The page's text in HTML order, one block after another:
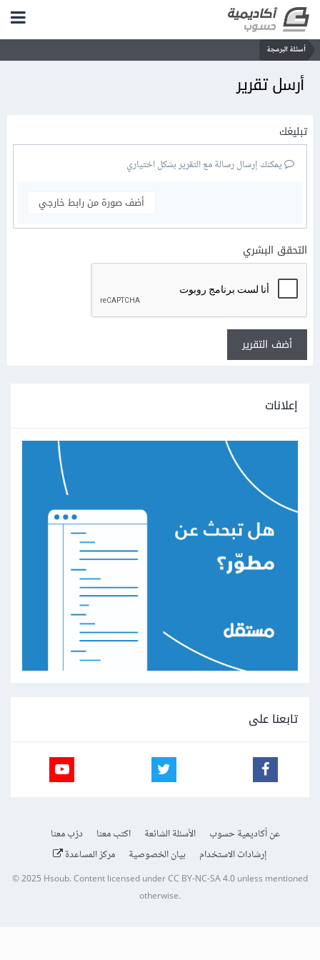
أسئلة البرمجة
أرسل تقرير
تبليغك
يمكنك إرسال رسالة مع التقرير بشكل اختياري
أضف صورة من رابط خارجي
التحقق البشري
أضف التقرير
إعلانات
تابعنا على
عن أكاديمية حسوب الأسئلة الشائعة اكتب معنا
درّب معنا
إرشادات الاستخدام
بيان الخصوصية مركز المساعدة
© 2025 Hsoub.Content licensed underCC BY-NC-SA 4.0unless mentioned
otherwise.